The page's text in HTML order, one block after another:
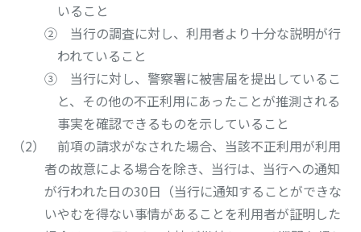
いること
② 当行の調査に対し、利用者より十分な説明が行
われていること
③ 当行に対し、警察署に被害届を提出しているこ
と、その他の不正利用にあったことが推測される
事実を確認できるものを示していること
前項の請求がなされた場合、当該不正利用が利用
者の故意による場合を除き、当行は、当行への通知
が行われた日の30日（当行に通知することができな
いやむを得ない事情があることを利用者が証明した